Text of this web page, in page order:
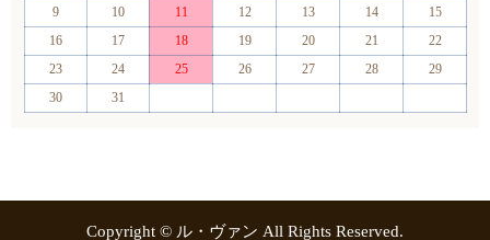
9
10 11 12 13 14
15
16
17 18 19 20 21
22
23
24 25 26 27 28
29
30
31
Copyright © ル・ヴァン All Rights Reserved.